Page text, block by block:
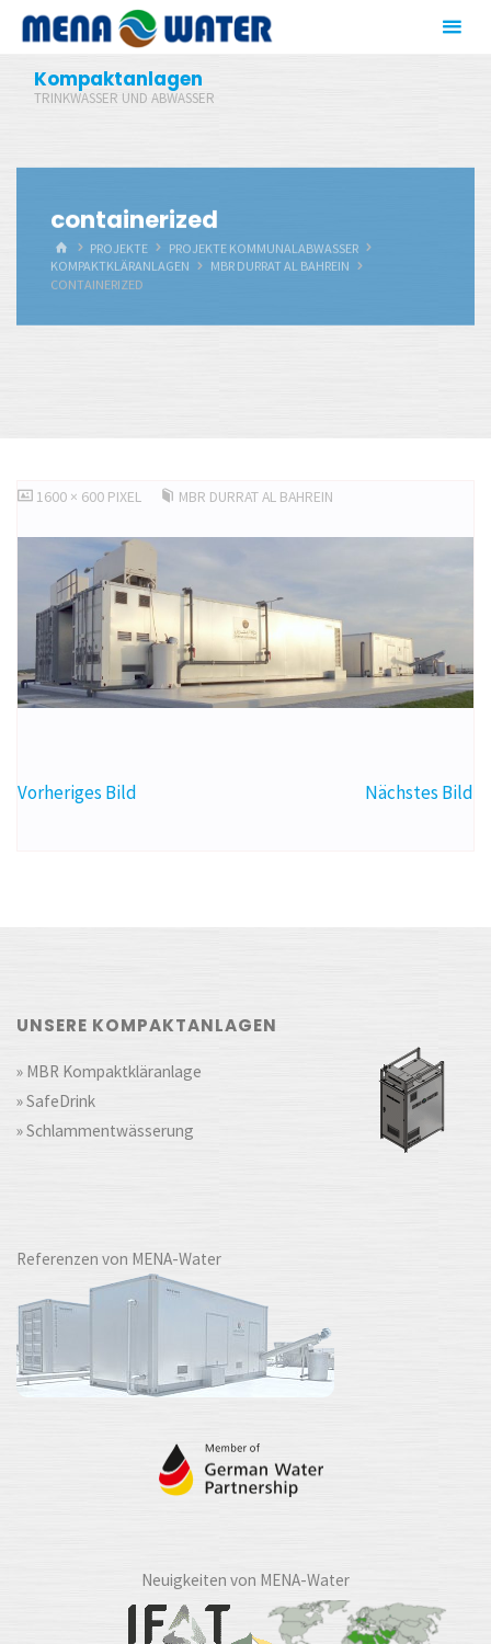
Zum
Inhalt
springenKompaktanlagen
TRINKWASSER UND ABWASSER
containerized
STARTPROJEKTE
PROJEKTE KOMMUNALABWASSER
KOMPAKTKLÄRANLAGEN
MBR DURRAT AL BAHREIN
CONTAINERIZED
ORIGINALGRÖSSE
1600 × 600 PIXEL MBR DURRAT AL BAHREIN
Vorheriges Bild Nächstes Bild
UNSERE KOMPAKTANLAGEN
» MBR Kompaktkläranlage
» SafeDrink
» Schlammentwässerung
Referenzen von MENA-Water
Neuigkeiten von MENA-Water